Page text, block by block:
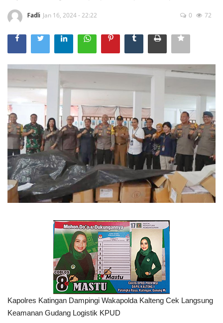
Fadli Jan 16, 2024 - 22:22 0 72
Kapolres Katingan Dampingi Wakapolda Kalteng Cek Langsung
Keamanan Gudang Logistik KPUD